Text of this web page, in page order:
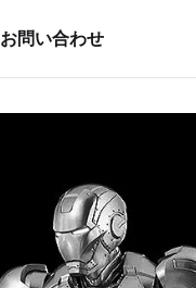
お問い合わせ